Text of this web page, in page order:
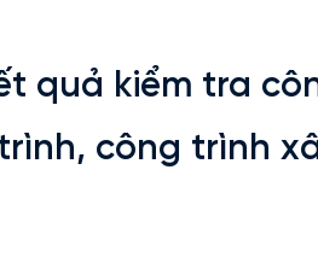
quả kiểm tra
công trình